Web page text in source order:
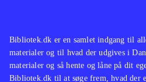
Bibliotek.dk er en samlet indgang til
materialer og til hvad der udgives i
materialer og så hente og låne på dit
Bibliotek.dk til at søge frem, hvad der